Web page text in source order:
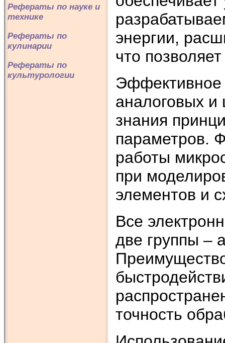
Рефераты по науке и
технике
Рефераты по
кулинарии
Рефераты по
культурологии
энергии,
что
Эффективное
аналоговых
знания
параметров.
работы
при
элементов и
Все
две группы –
точность